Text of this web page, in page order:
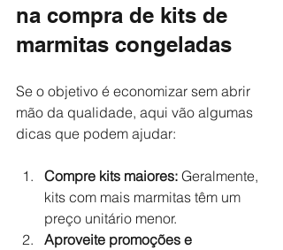
na compra de kits de
marmitas congeladas
Se o objetivo é economizar sem abrir
mão da qualidade, aqui vão algumas
dicas que podem ajudar:
Compre kits maiores: Geralmente,
kits com mais marmitas têm um
preço unitário menor.
Aproveite promoções e